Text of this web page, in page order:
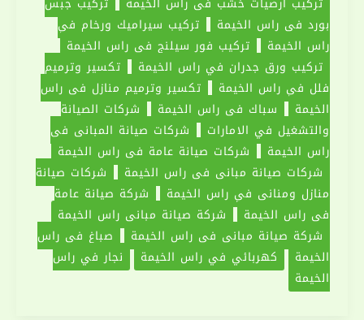
في
راس
الخيمة
|0551030094|
صيانة
عامة
بورد في راس الخيمة
تركيب سيراميك ورخام في
راس الخيمة
تركيب فور سيلنج في راس الخيمة
تركيب ورق جدران في راس الخيمة
تكسير وترميم
فلل في راس الخيمة
تكسير وترميم منازل في راس
الخيمة
سباك في راس الخيمة
شركات الصيانة
والتشغيل في الامارات
شركات صيانة المباني في
راس الخيمة
شركات صيانة عامة في راس الخيمة
شركات صيانة مباني في راس الخيمة
شركات صيانة
منازل ومناني في راس الخيمة
شركة صيانة عامة
في راس الخيمة
شركة صيانة مباني راس الخيمة
شركة صيانة مباني في راس الخيمة
صباغ في راس
الخيمة
كهربائي في راس الخيمة
نجار في راس
الخيمة